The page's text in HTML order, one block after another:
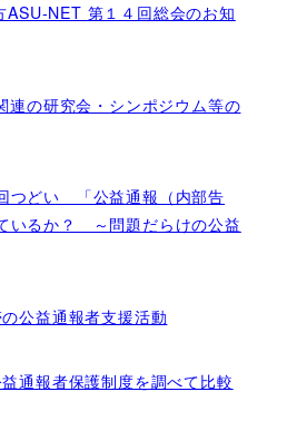
NET 第１４回総会のお知
連の研究会・シンポジウム等の
つどい 「公益通報（内部告
いるか？ ～問題だらけの公益
公益通報者支援活動
通報者保護制度を調べて比較